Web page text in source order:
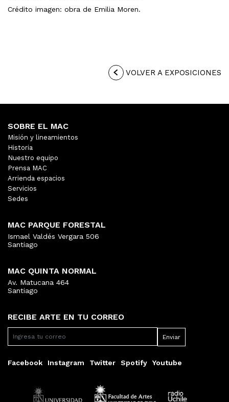
Crédito imagen: obra de Emilia Moren.
VOLVER A EXPOSICIONES
RECIBE ARTE EN TU CORREO
Facebook Instagram Twitter Spotify Youtube
SOBRE EL MAC
Misión y lineamientos
Historia
Nuestro equipo
Prensa MAC
Arrienda espacios
Servicios
Sedes
MAC PARQUE FORESTAL
Ismael Valdés Vergara 506
Santiago
MAC QUINTA NORMAL
Av. Matucana 464
Santiago